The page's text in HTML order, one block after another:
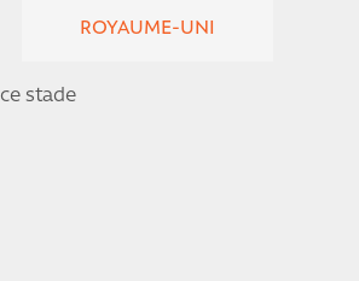
ROYAUME-UNI
stade